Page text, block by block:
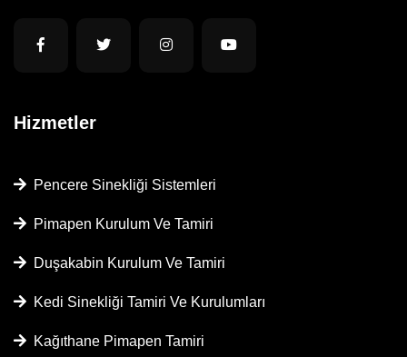
Hizmetler
Pencere Sinekliği Sistemleri
Pimapen Kurulum Ve Tamiri
Duşakabin Kurulum Ve Tamiri
Kedi Sinekliği Tamiri Ve Kurulumları
Kağıthane Pimapen Tamiri